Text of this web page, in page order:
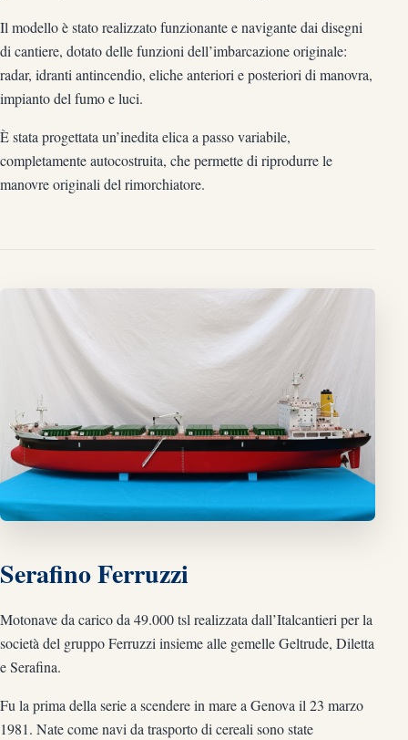
Il modello è stato realizzato funzionante e navigante dai disegni
di cantiere, dotato delle funzioni dell’imbarcazione originale:
radar, idranti antincendio, eliche anteriori e posteriori di manovra,
impianto del fumo e luci.
È stata progettata un’inedita elica a passo variabile,
completamente autocostruita, che permette di riprodurre le
manovre originali del rimorchiatore.
Serafino Ferruzzi
Motonave da carico da 49.000 tsl realizzata dall’Italcantieri per la
società del gruppo Ferruzzi insieme alle gemelle Geltrude, Diletta
e Serafina.
Fu la prima della serie a scendere in mare a Genova il 23 marzo
1981. Nate come navi da trasporto di cereali sono state